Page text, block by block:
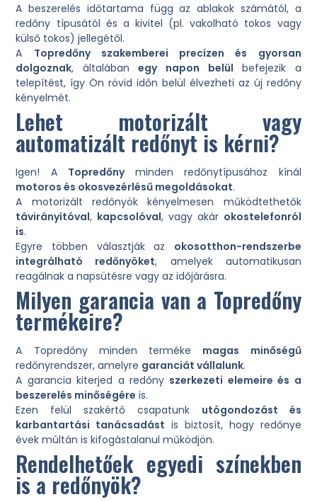
A beszerelés időtartama függ az ablakok számától, a
redőny típusától és a kivitel (pl. vakolható tokos vagy
külső tokos) jellegétől.
A Topredőny szakemberei precízen és gyorsan
dolgoznak, általábanegy napon belül befejezik a
telepítést, így Ön rövid időn belül élvezheti az új redőny
kényelmét.
Lehet motorizált vagy
automatizált redőnyt is kérni?
Igen! A Topredőnyminden redőnytípusához kínál
motoros és okosvezérlésű megoldásokat.
A motorizált redőnyök kényelmesen működtethetők
távirányítóval, kapcsolóval, vagy akár okostelefonról
is.
Egyre többen választják az okosotthon-rendszerbe
integrálható redőnyöket, amelyek automatikusan
reagálnak a napsütésre vagy az időjárásra.
Milyen garancia van a Topredőny
termékeire?
A Topredőny minden terméke magas minőségű
redőnyrendszer, amelyre garanciát vállalunk.
A garancia kiterjed a redőny szerkezeti elemeire és a
beszerelés minőségére is.
Ezen felül szakértő csapatunk utógondozást és
karbantartási tanácsadást is biztosít, hogy redőnye
évek múltán is kifogástalanul működjön.
Rendelhetőek egyedi színekben
is a redőnyök?